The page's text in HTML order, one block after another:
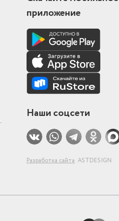
.
приложение
Наши соцсети
Разработка сайта ASTDESIGN